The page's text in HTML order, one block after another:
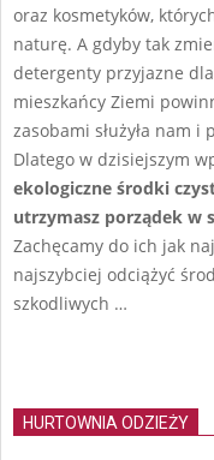
oraz kosmetyków,
naturę. A gdyby tak
detergenty przyjazne
mieszkańcy Ziemi
zasobami służyła nam i
Dlatego w dzisiejszym
ekologiczne środki
utrzymasz porządek w
Zachęcamy do ich jak
najszybciej odciążyć
szkodliwych …
HURTOWNIA ODZIEŻY